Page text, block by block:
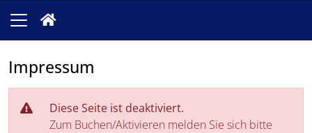
Impressum
Diese Seite ist deaktiviert.
Zum Buchen/Aktivieren melden Sie sich bitte